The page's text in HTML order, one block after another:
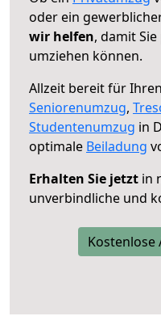
oder ein
wir helfen, damit
umziehen können.
Allzeit bereit für Ihren
Seniorenumzug,
Studentenumzug in
optimale Beiladung
Erhalten Sie jetzt in
unverbindliche und
Kostenlose